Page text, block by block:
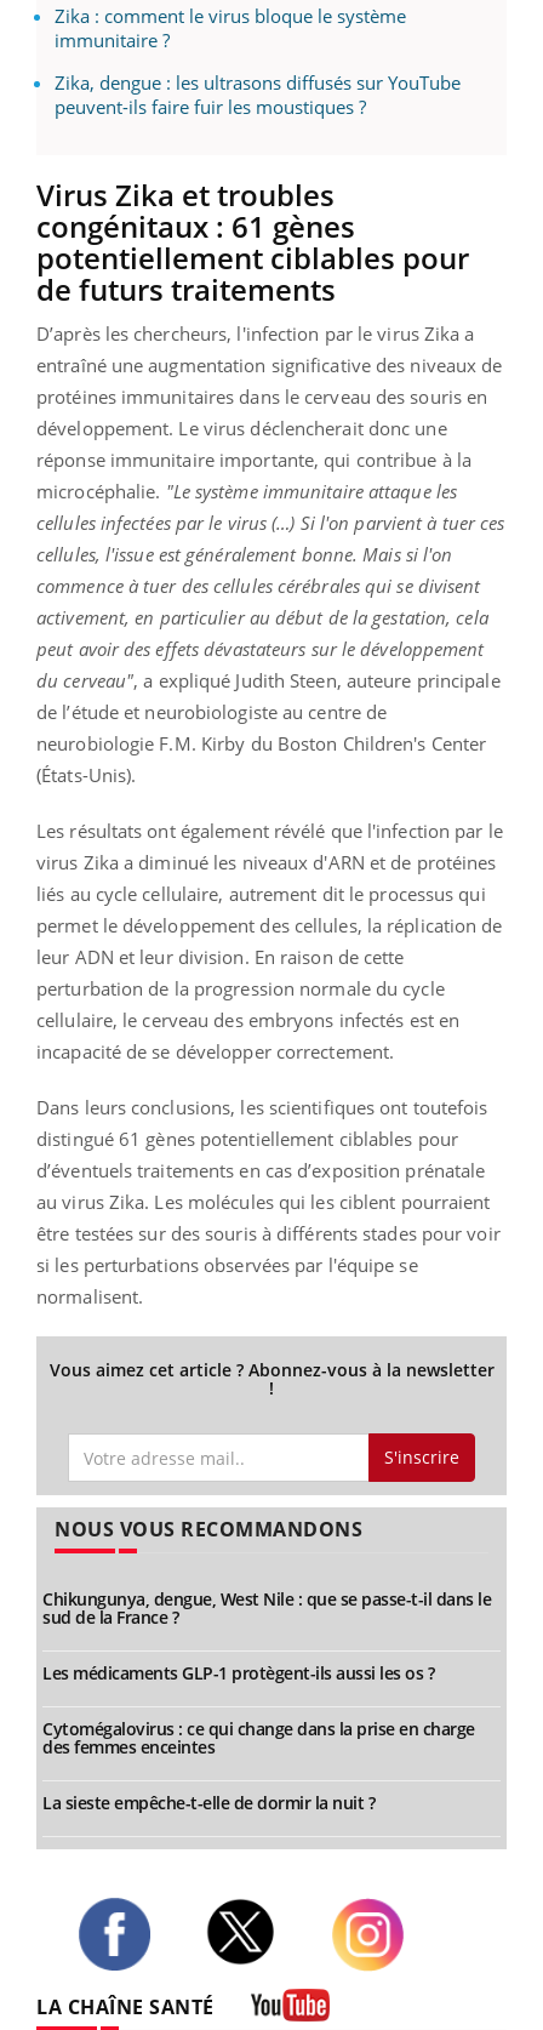
Zika : comment le virus bloque le système
immunitaire ?
Zika, dengue : les ultrasons diffusés sur YouTube
peuvent-ils faire fuir les moustiques ?
Virus Zika et troubles
congénitaux : 61 gènes
potentiellement ciblables pour
de futurs traitements
D’après les chercheurs, l'infection par le virus Zika a
entraîné une augmentation significative des niveaux de
protéines immunitaires dans le cerveau des souris en
développement. Le virus déclencherait donc une
réponse immunitaire importante, qui contribue à la
microcéphalie. "Le système immunitaire attaque les
cellules infectées par le virus (…) Si l'on parvient à tuer ces
cellules, l'issue est généralement bonne. Mais si l'on
commence à tuer des cellules cérébrales qui se divisent
activement, en particulier au début de la gestation, cela
peut avoir des effets dévastateurs sur le développement
du cerveau", a expliqué Judith Steen, auteure principale
de l’étude et neurobiologiste au centre de
neurobiologie F.M. Kirby du Boston Children's Center
(États-Unis).
Les résultats ont également révélé que l'infection par le
virus Zika a diminué les niveaux d'ARN et de protéines
liés au cycle cellulaire, autrement dit le processus qui
permet le développement des cellules, la réplication de
leur ADN et leur division. En raison de cette
perturbation de la progression normale du cycle
cellulaire, le cerveau des embryons infectés est en
incapacité de se développer correctement.
Dans leurs conclusions, les scientifiques ont toutefois
distingué 61 gènes potentiellement ciblables pour
d’éventuels traitements en cas d’exposition prénatale
au virus Zika. Les molécules qui les ciblent pourraient
être testées sur des souris à différents stades pour voir
si les perturbations observées par l'équipe se
normalisent.
Vous aimez cet article ? Abonnez-vous à la newsletter
!
S'inscrire
NOUS VOUS RECOMMANDONS
Chikungunya, dengue, West Nile : que se passe-t-il dans le
sud de la France ?
Les médicaments GLP-1 protègent-ils aussi les os ?
Cytomégalovirus : ce qui change dans la prise en charge
des femmes enceintes
La sieste empêche-t-elle de dormir la nuit ?
LA CHAÎNE SANTÉ